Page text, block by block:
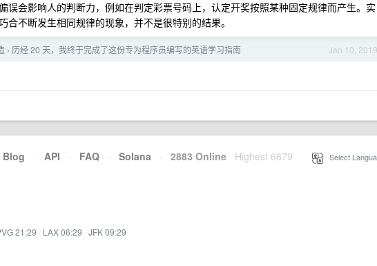
误会影响人的判断力，例如在判定彩票号码上，认定开奖按照某种固定规律而产生。实
合不断发生相同规律的现象，并不是很特别的结果。
Jan 10, 2019
› 历经 20 天，我终于完成了这份专为程序员编写的英语学习指南
Blog · API · FAQ · Solana · 2883 Online Highest 6679 Select
21:29 · LAX 06:29 · JFK 09:29